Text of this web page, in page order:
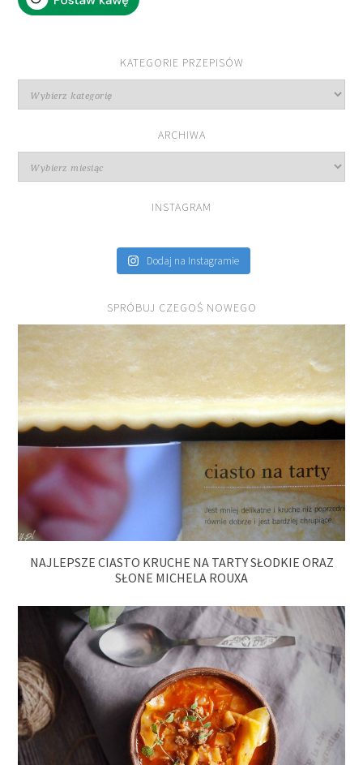
KATEGORIE PRZEPISÓW
przepisów
ARCHIWA
INSTAGRAM
Dodaj na Instagramie
SPRÓBUJ CZEGOŚ NOWEGO
NAJLEPSZE CIASTO KRUCHE NA TARTY SŁODKIE ORAZ
SŁONE MICHELA ROUXA